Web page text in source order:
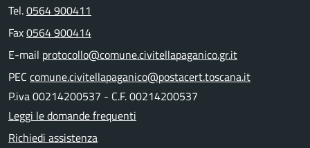
Tel.0564 900411
Fax0564 900414
E-mail protocollo@comune.civitellapaganico.gr.it
PEC comune.civitellapaganico@postacert.toscana.it
P.iva 00214200537 - C.F. 00214200537
Leggi le domande frequenti
Richiedi assistenza